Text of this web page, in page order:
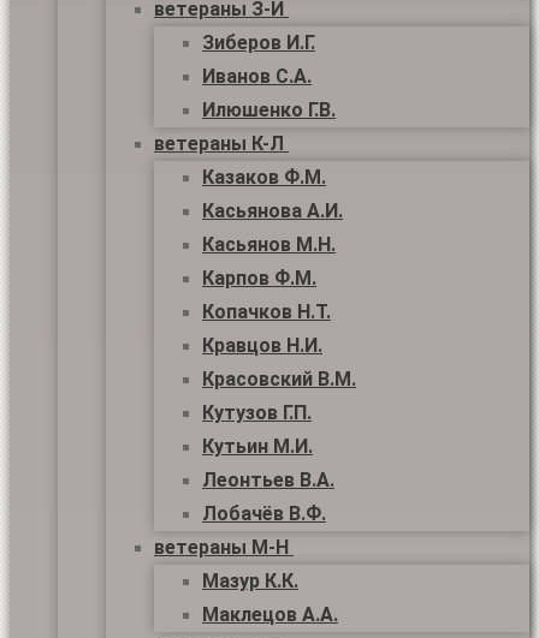
ветераны З-И
Зиберов И.Г.
Иванов С.А.
Илюшенко Г.В.
ветераны К-Л
Казаков Ф.М.
Касьянова А.И.
Касьянов М.Н.
Карпов Ф.М.
Копачков Н.Т.
Кравцов Н.И.
Красовский В.М.
Кутузов Г.П.
Кутьин М.И.
Леонтьев В.А.
Лобачёв В.Ф.
ветераны М-Н
Мазур К.К.
Маклецов А.А.